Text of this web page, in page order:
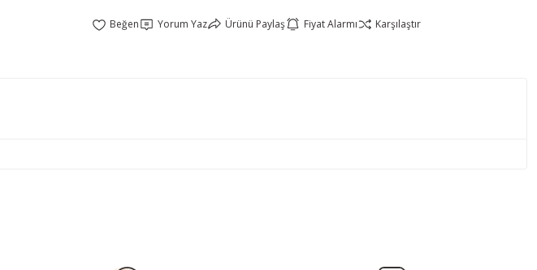
Yorum Yaz Ürünü Paylaş Fiyat Alarmı Karşılaştır